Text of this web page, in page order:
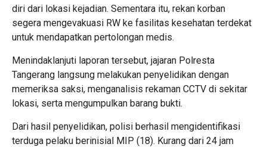
diri dari lokasi kejadian. Sementara itu, rekan korban
segera mengevakuasi RW ke fasilitas kesehatan terdekat
untuk mendapatkan pertolongan medis.
Menindaklanjuti laporan tersebut, jajaran Polresta
Tangerang langsung melakukan penyelidikan dengan
memeriksa saksi, menganalisis rekaman CCTV di sekitar
lokasi, serta mengumpulkan barang bukti.
Dari hasil penyelidikan, polisi berhasil mengidentifikasi
terduga pelaku berinisial MIP (18). Kurang dari 24 jam